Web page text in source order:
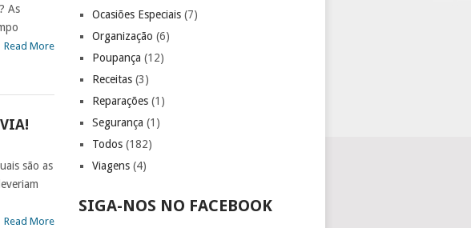
As
Read More
são as
Read More
Ocasiões Especiais (7)
Organização (6)
Poupança (12)
Receitas (3)
Reparações (1)
Segurança (1)
Todos (182)
Viagens (4)
SIGA-NOS NO FACEBOOK